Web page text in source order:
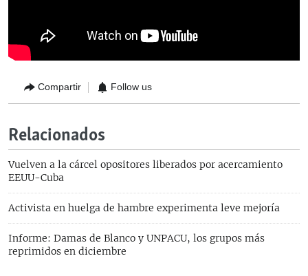
Compartir Follow us
Relacionados
Vuelven a la cárcel opositores liberados por acercamiento
EEUU-Cuba
Activista en huelga de hambre experimenta leve mejoría
Informe: Damas de Blanco y UNPACU, los grupos más
reprimidos en diciembre